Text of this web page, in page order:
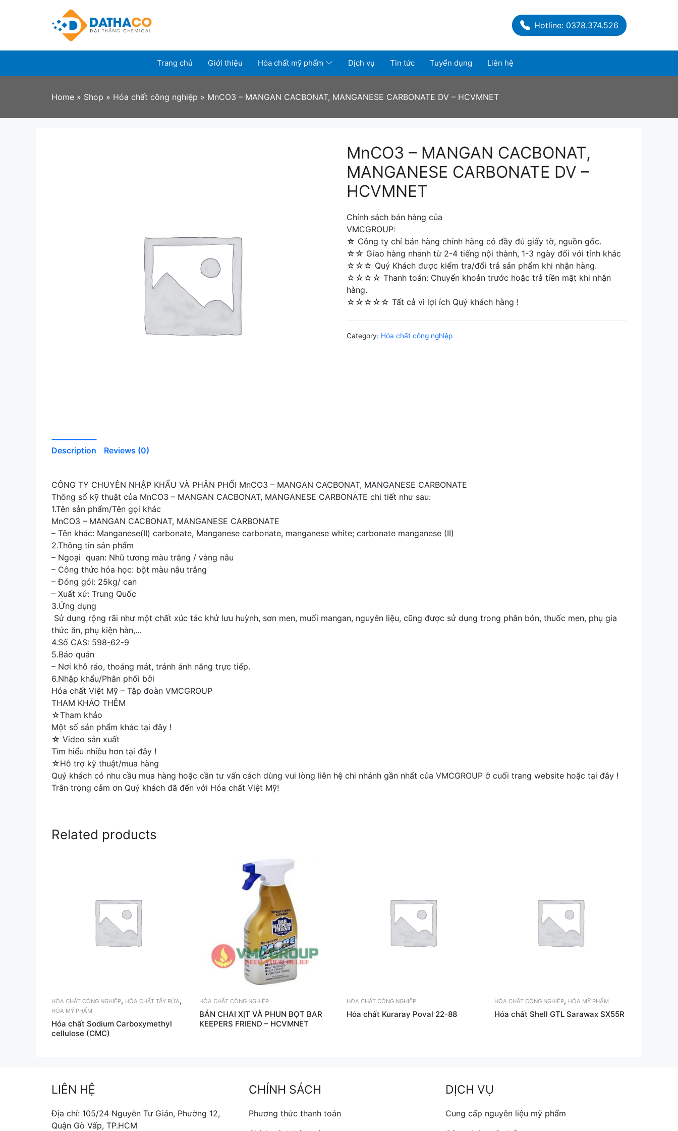
Hotline: 0378.374.526
Trang chủ Giới thiệu Hóa chất mỹ phẩm Dịch vụ Tin tức Tuyển dụng Liên hệ
Home » Shop » Hóa chất công nghiệp » MnCO3 – MANGAN CACBONAT, MANGANESE CARBONATE DV – HCVMNET
MnCO3 – MANGAN CACBONAT,
MANGANESE CARBONATE DV –
HCVMNET
Chính sách bán hàng của
VMCGROUP:
☆ Công ty chỉ bán hàng chính hãng có đầy đủ giấy tờ, nguồn gốc.
☆☆ Giao hàng nhanh từ 2-4 tiếng nội thành, 1-3 ngày đối với tỉnh khác
☆☆☆ Quý Khách được kiểm tra/đổi trả sản phẩm khi nhận hàng.
☆☆☆☆ Thanh toán: Chuyển khoản trước hoặc trả tiền mặt khi nhận
hàng.
☆☆☆☆☆ Tất cả vì lợi ích Quý khách hàng !
Category: Hóa chất công nghiệp
Description Reviews (0)
CÔNG TY CHUYÊN NHẬP KHẨU VÀ PHÂN PHỐI MnCO3 – MANGAN CACBONAT, MANGANESE CARBONATE
Thông số kỹ thuật của MnCO3 – MANGAN CACBONAT, MANGANESE CARBONATE chi tiết như sau:
1.Tên sản phẩm/Tên gọi khác
MnCO3 – MANGAN CACBONAT, MANGANESE CARBONATE
– Tên khác: Manganese(II) carbonate, Manganese carbonate, manganese white; carbonate manganese (II)
2.Thông tin sản phẩm
– Ngoại quan: Nhũ tương màu trắng / vàng nâu
– Công thức hóa học: bột màu nâu trắng
– Đóng gói: 25kg/ can
– Xuất xứ: Trung Quốc
3.Ứng dụng
Sử dụng rộng rãi như một chất xúc tác khử lưu huỳnh, sơn men, muối mangan, nguyên liệu, cũng được sử dụng trong phân bón, thuốc men, phụ gia
thức ăn, phụ kiện hàn,…
4.Số CAS: 598-62-9
5.Bảo quản
– Nơi khô ráo, thoáng mát, tránh ánh nắng trực tiếp.
6.Nhập khẩu/Phân phối bởi
Hóa chất Việt Mỹ – Tập đoàn VMCGROUP
THAM KHẢO THÊM
☆Tham khảo
Một số sản phẩm khác tại đây !
☆ Video sản xuất
Tìm hiểu nhiều hơn tại đây !
☆Hỗ trợ kỹ thuật/mua hàng
Quý khách có nhu cầu mua hàng hoặc cần tư vấn cách dùng vui lòng liên hệ chi nhánh gần nhất của VMCGROUP ở cuối trang website hoặc tại đây !
Trân trọng cảm ơn Quý khách đã đến với Hóa chất Việt Mỹ!
Related products
HÓA CHẤT CÔNG NGHIỆP, HÓA CHẤT TẨY RỬA,
HÓA MỸ PHẨM
Hóa chất Sodium Carboxymethyl
cellulose (CMC)
HÓA CHẤT CÔNG NGHIỆP
BÁN CHAI XỊT VÀ PHUN BỌT BAR
KEEPERS FRIEND – HCVMNET
HÓA CHẤT CÔNG NGHIỆP
Hóa chất Kuraray Poval 22-88
HÓA CHẤT CÔNG NGHIỆP, HÓA MỸ PHẨM
Hóa chất Shell GTL Sarawax SX55R
LIÊN HỆ
Địa chỉ: 105/24 Nguyễn Tư Giản, Phường 12,
Quận Gò Vấp, TP.HCM
CHÍNH SÁCH
Phương thức thanh toán
DỊCH VỤ
Cung cấp nguyên liệu mỹ phẩm